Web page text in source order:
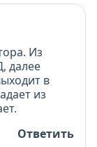
Из
далее
в
из
Ответить